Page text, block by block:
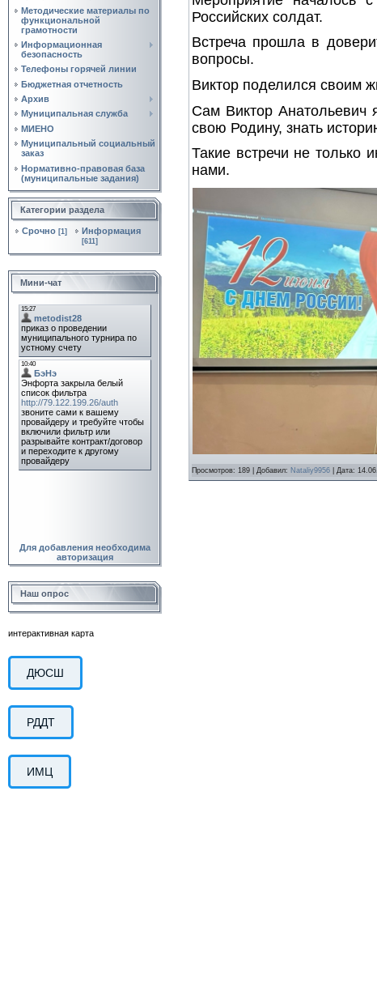
Методические материалы по
функциональной
грамотности
Информационная
безопасность
Телефоны горячей линии
Бюджетная отчетность
Архив
Муниципальная служба
МИЕНО
Муниципальный социальный
заказ
Нормативно‑правовая база
(муниципальные задания)
Категории раздела
Срочно [1] Информация
[611]
Мини-чат
Для добавления необходима
авторизация
Наш опрос
интерактивная карта
ДЮСШ
РДДТ
ИМЦ
Российских солдат.
Встреча прошла в
вопросы.
Виктор поделился своим
Сам Виктор Анатольевич
свою Родину, знать
Такие встречи не только
нами.
Просмотров: 189 Добавил: Nataliy9956 Дата: